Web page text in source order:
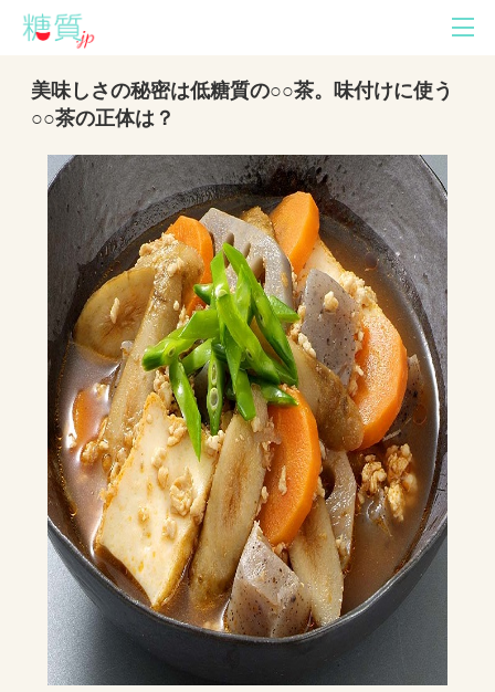
美味しさの秘密は低糖質の○○茶。味付けに使う
○○茶の正体は？